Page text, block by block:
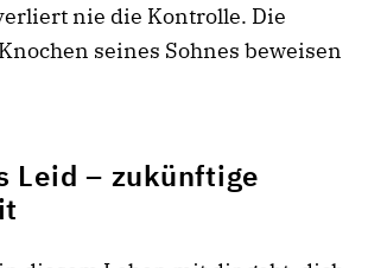
nie die Kontrolle. Die
seines Sohnes beweisen
Leid – zukünftige